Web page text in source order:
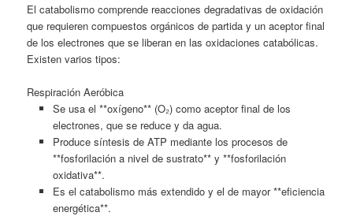
El catabolismo comprende reacciones degradativas de oxidación
que requieren compuestos orgánicos de partida y un aceptor final
de los electrones que se liberan en las oxidaciones catabólicas.
Existen varios tipos:
Respiración Aeróbica
Se usa el **oxígeno** (O₂) como aceptor final de los
electrones, que se reduce y da agua.
Produce síntesis de ATP mediante los procesos de
**fosforilación a nivel de sustrato** y **fosforilación
oxidativa**.
Es el catabolismo más extendido y el de mayor **eficiencia
energética**.